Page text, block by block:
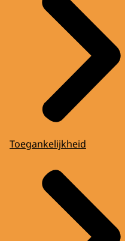
Toegankelijkheid